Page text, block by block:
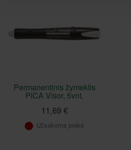
Permanentinis žymeklis
PICA Visor, 5vnt.
11,69 €
Užsakoma prekė